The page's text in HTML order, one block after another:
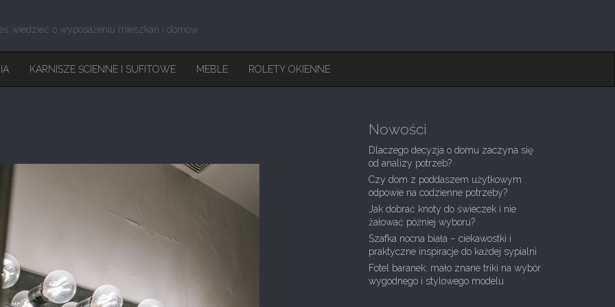
wiedzieć o wyposażeniu mieszkań i domów
KARNISZE ŚCIENNE I SUFITOWE MEBLE ROLETY OKIENNE
Nowości
Dlaczego decyzja o domu zaczyna się
od analizy potrzeb?
Czy dom z poddaszem użytkowym
odpowie na codzienne potrzeby?
Jak dobrać knoty do świeczek i nie
żałować później wyboru?
Szafka nocna biała – ciekawostki i
praktyczne inspiracje do każdej sypialni
Fotel baranek: mało znane triki na wybór
wygodnego i stylowego modelu